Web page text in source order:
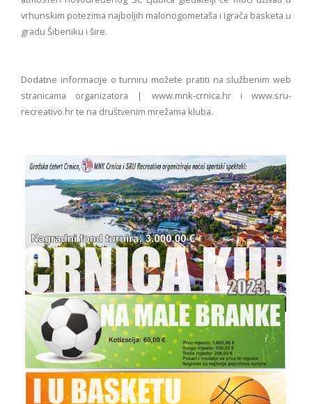
vrhunskim potezima najboljih malonogometaša i igrača basketa u
gradu Šibeniku i šire.
Dodatne informacije o turniru možete pratiti na službenim web
stranicama organizatora | www.mnk-crnica.hr i www.sru-
recreativo.hr te na društvenim mrežama kluba.